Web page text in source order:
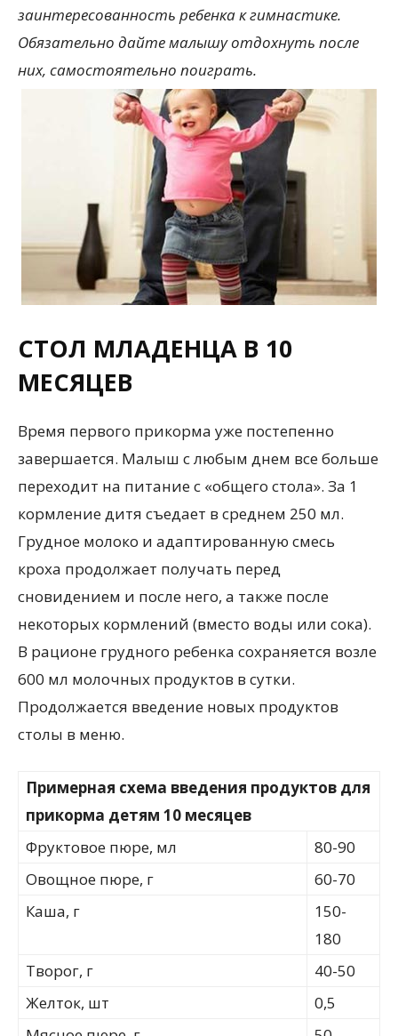
заинтересованность ребенка к гимнастике.
Обязательно дайте малышу отдохнуть после
них, самостоятельно поиграть.
СТОЛ МЛАДЕНЦА В 10
МЕСЯЦЕВ
Время первого прикорма уже постепенно
завершается. Малыш с любым днем все больше
переходит на питание с «общего стола». За 1
кормление дитя съедает в среднем 250 мл.
Грудное молоко и адаптированную смесь
кроха продолжает получать перед
сновидением и после него, а также после
некоторых кормлений (вместо воды или сока).
В рационе грудного ребенка сохраняется возле
600 мл молочных продуктов в сутки.
Продолжается введение новых продуктов
столы в меню.
Примерная схема введения продуктов для
прикорма детям 10 месяцев
Фруктовое пюре, мл
80-90
Овощное пюре, г
60-70
Каша, г
150-
180
Творог, г
40-50
Желток, шт
0,5